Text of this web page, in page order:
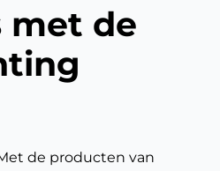
met de
de producten van